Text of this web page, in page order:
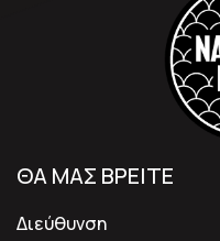
ΘΑ ΜΑΣ ΒΡΕΙΤΕ
Διεύθυνση